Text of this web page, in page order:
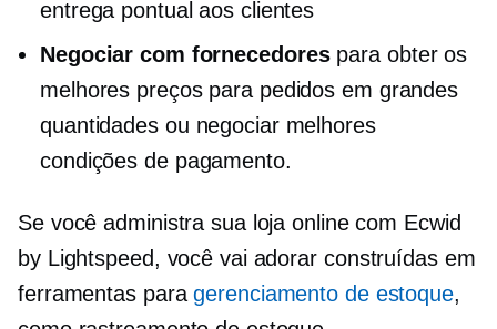
entrega pontual aos clientes
Negociar com fornecedorespara obter os
melhores preços para pedidos em grandes
quantidades ou negociar melhores
condições de pagamento.
Se você administra sua loja online com Ecwid
by Lightspeed, você vai adorar construídas em
ferramentas paragerenciamento de estoque,